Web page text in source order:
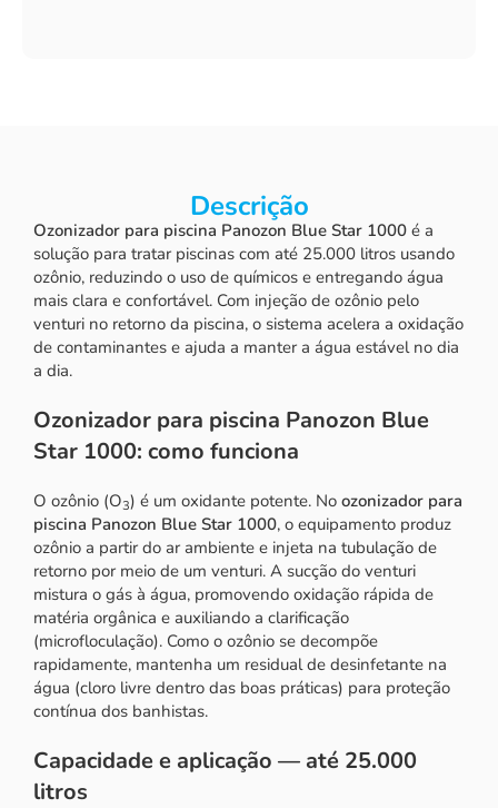
Descrição
Ozonizador para piscina Panozon Blue Star 1000 é a
solução para tratar piscinas com até 25.000 litros usando
ozônio, reduzindo o uso de químicos e entregando água
mais clara e confortável. Com injeção de ozônio pelo
venturi no retorno da piscina, o sistema acelera a oxidação
de contaminantes e ajuda a manter a água estável no dia
a dia.
Ozonizador para piscina Panozon Blue
Star 1000: como funciona
O ozônio (O3) é um oxidante potente. No ozonizador para
piscina Panozon Blue Star 1000, o equipamento produz
ozônio a partir do ar ambiente e injeta na tubulação de
retorno por meio de um venturi. A sucção do venturi
mistura o gás à água, promovendo oxidação rápida de
matéria orgânica e auxiliando a clarificação
(microfloculação). Como o ozônio se decompõe
rapidamente, mantenha um residual de desinfetante na
água (cloro livre dentro das boas práticas) para proteção
contínua dos banhistas.
Capacidade e aplicação — até 25.000
litros